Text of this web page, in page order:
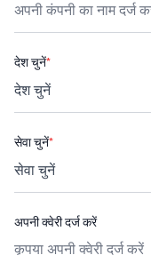
देश चुनें*
सेवा चुनें*
अपनी क्वेरी दर्ज करें